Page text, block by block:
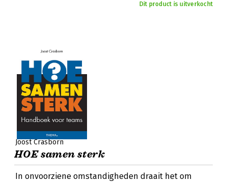
Dit product is uitverkocht
Joost Crasborn
HOE samen sterk
In onvoorziene omstandigheden draait het om